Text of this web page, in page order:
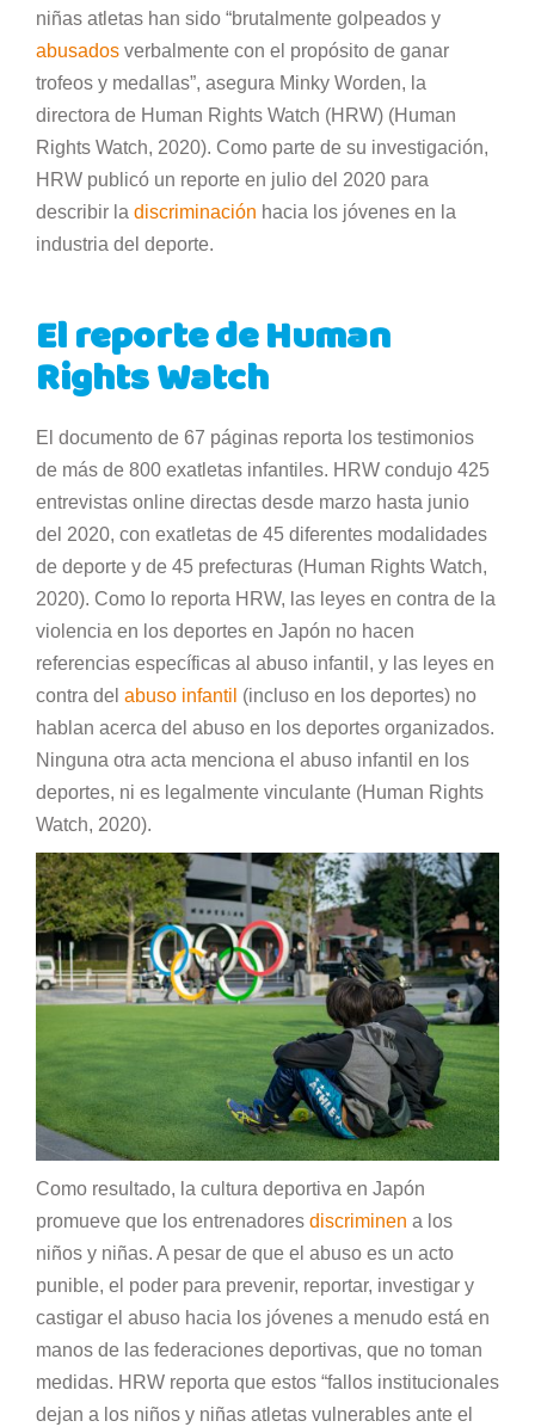
niñas atletas han sido “brutalmente golpeados y
abusados verbalmente con el propósito de ganar
trofeos y medallas”, asegura Minky Worden, la
directora de Human Rights Watch (HRW) (Human
Rights Watch, 2020). Como parte de su investigación,
HRW publicó un reporte en julio del 2020 para
describir la discriminación hacia los jóvenes en la
industria del deporte.
El reporte de Human
Rights Watch
El documento de 67 páginas reporta los testimonios
de más de 800 exatletas infantiles. HRW condujo 425
entrevistas online directas desde marzo hasta junio
del 2020, con exatletas de 45 diferentes modalidades
de deporte y de 45 prefecturas (Human Rights Watch,
2020). Como lo reporta HRW, las leyes en contra de la
violencia en los deportes en Japón no hacen
referencias específicas al abuso infantil, y las leyes en
contra del abuso infantil (incluso en los deportes) no
hablan acerca del abuso en los deportes organizados.
Ninguna otra acta menciona el abuso infantil en los
deportes, ni es legalmente vinculante (Human Rights
Watch, 2020).
Como resultado, la cultura deportiva en Japón
promueve que los entrenadores discriminen a los
niños y niñas. A pesar de que el abuso es un acto
punible, el poder para prevenir, reportar, investigar y
castigar el abuso hacia los jóvenes a menudo está en
manos de las federaciones deportivas, que no toman
medidas. HRW reporta que estos “fallos institucionales
dejan a los niños y niñas atletas vulnerables ante el